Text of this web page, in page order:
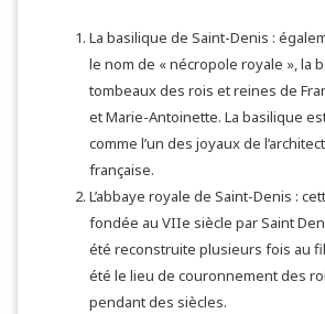
La basilique de Saint-Denis :
le nom de « nécropole royale », la
tombeaux des rois et reines de
et Marie-Antoinette. La basilique
comme l’un des joyaux de
française.
L’abbaye royale de Saint-Denis :
fondée au VIIe siècle par Saint
été reconstruite plusieurs fois au
été le lieu de couronnement des
pendant des siècles.